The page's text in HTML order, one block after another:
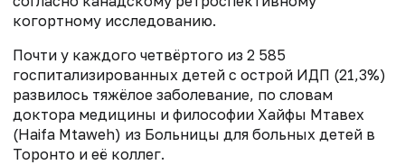
когортному исследованию.
Почти у каждого четвёртого из 2 585
госпитализированных детей с острой ИДП (21,3%)
развилось тяжёлое заболевание, по словам
доктора медицины и философии Хайфы Мтавех
(Haifa Mtaweh) из Больницы для больных детей в
Торонто и её коллег.